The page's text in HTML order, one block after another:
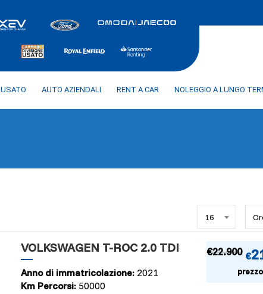
USATO AUTO AZIENDALI RENT A CAR NOLEGGIO A LUNGO
16
VOLKSWAGEN T-ROC 2.0 TDI
Anno di immatricolazione: 2021
Km Percorsi: 50000
€22.900 €